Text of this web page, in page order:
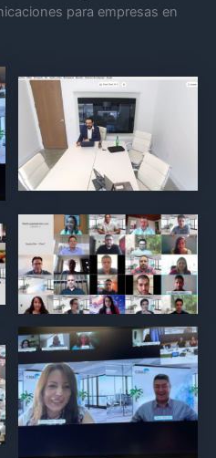
para empresas en